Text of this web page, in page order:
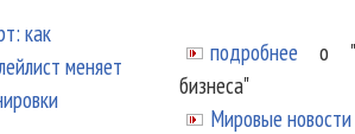
как
меняет
подробнее о
бизнеса"
Мировые новости